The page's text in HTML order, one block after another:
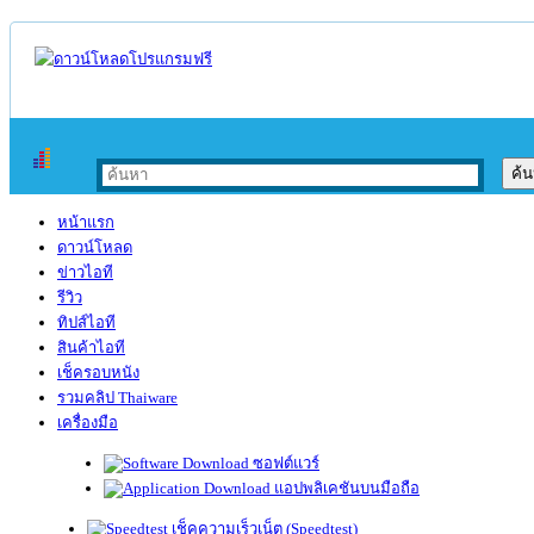
หน้าแรก
ดาวน์โหลด
ข่าวไอที
รีวิว
ทิปส์ไอที
สินค้าไอที
เช็ครอบหนัง
รวมคลิป Thaiware
เครื่องมือ
ซอฟต์แวร์
แอปพลิเคชันบนมือถือ
เช็คความเร็วเน็ต (Speedtest)